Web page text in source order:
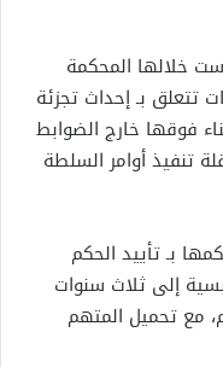
خلالها المحكمة
تتعلق بـ إحداث تجزئة
فوقها خارج الضوابط
تنفيذ أوامر السلطة
بـ تأييد الحكم
إلى ثلاث سنوات
إلى 150 ألف درهم، مع تحميل المتهم